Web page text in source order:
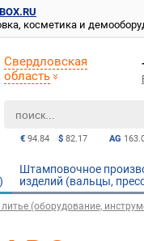
косметика и
AG
€ 94.84 $ 82.17
Свердловская
область
Штамповочное
изделий (вальцы,
(оборудование,